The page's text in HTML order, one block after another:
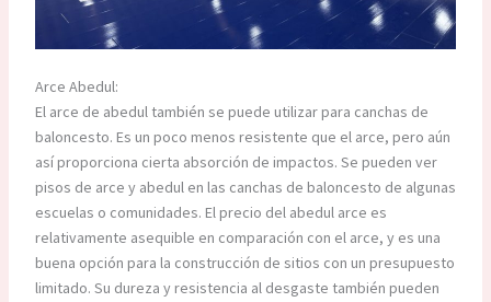
Arce Abedul:
El arce de abedul también se puede utilizar para canchas de
baloncesto. Es un poco menos resistente que el arce, pero aún
así proporciona cierta absorción de impactos. Se pueden ver
pisos de arce y abedul en las canchas de baloncesto de algunas
escuelas o comunidades. El precio del abedul arce es
relativamente asequible en comparación con el arce, y es una
buena opción para la construcción de sitios con un presupuesto
limitado. Su dureza y resistencia al desgaste también pueden